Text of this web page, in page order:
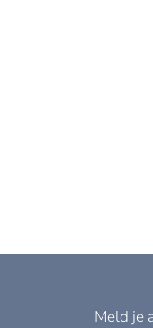
Meld je